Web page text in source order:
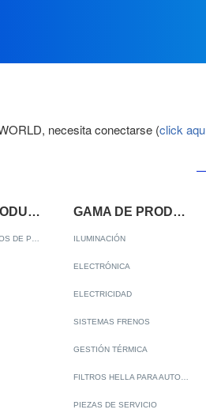
necesita conectarse (click
NUEVOS PRODUCTOS GAMA DE PRODUCTOS
ILUMINACIÓN
ELECTRÓNICA
ELECTRICIDAD
SISTEMAS FRENOS
GESTIÓN TÉRMICA
FILTROS HELLA PARA AUTOMÓVILES
PIEZAS DE SERVICIO